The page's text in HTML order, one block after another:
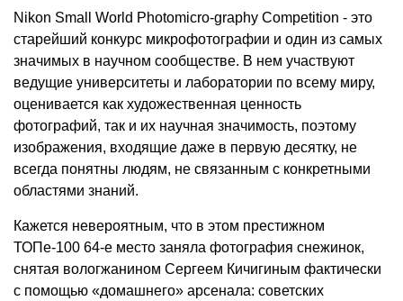
Nikon Small World Photomicro-graphy Competition - это
старейший конкурс микрофотографии и один из самых
значимых в научном сообществе. В нем участвуют
ведущие университеты и лаборатории по всему миру,
оценивается как художественная ценность
фотографий, так и их научная значимость, поэтому
изображения, входящие даже в первую десятку, не
всегда понятны людям, не связанным с конкретными
областями знаний.
Кажется невероятным, что в этом престижном
ТОПе-100 64-е место заняла фотография снежинок,
снятая вологжанином Сергеем Кичигиным фактически
с помощью «домашнего» арсенала: советских